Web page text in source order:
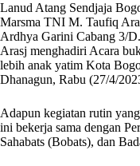
Lanud Atang Sendjaja
Marsma TNI M. Taufiq
Ardhya Garini Cabang 3/
Arasj menghadiri Acara
lebih anak yatim Kota
Dhanagun, Rabu (27/4/
Adapun kegiatan rutin
ini bekerja sama dengan
Sahabats (Bobats), dan